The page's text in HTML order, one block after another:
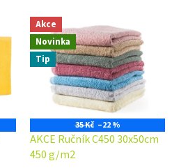
Akce
Novinka
Tip
35 Kč –22 %
AKCE Ručník C450 30x50cm
450 g/m2